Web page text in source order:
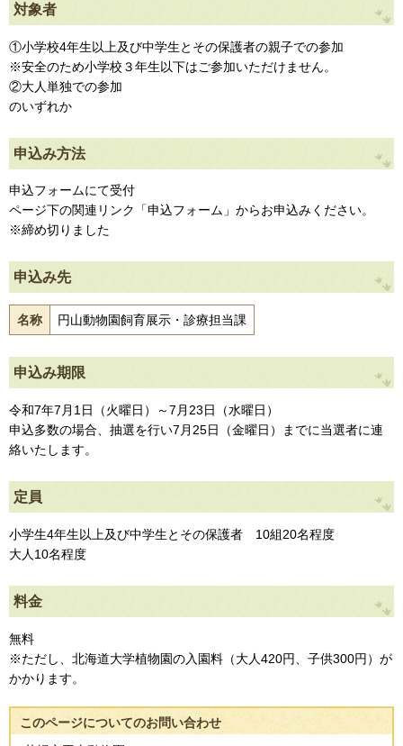
対象者
①小学校4年生以上及び中学生とその保護者の親子での参加
※安全のため小学校３年生以下はご参加いただけません。
②大人単独での参加
のいずれか
申込み方法
申込フォームにて受付
ページ下の関連リンク「申込フォーム」からお申込みください。
※締め切りました
申込み先
名称 円山動物園飼育展示・診療担当課
申込み期限
令和7年7月1日（火曜日）～7月23日（水曜日）
申込多数の場合、抽選を行い7月25日（金曜日）までに当選者に連
絡いたします。
定員
小学生4年生以上及び中学生とその保護者 10組20名程度
大人10名程度
料金
無料
※ただし、北海道大学植物園の入園料（大人420円、子供300円）が
かかります。
このページについてのお問い合わせ